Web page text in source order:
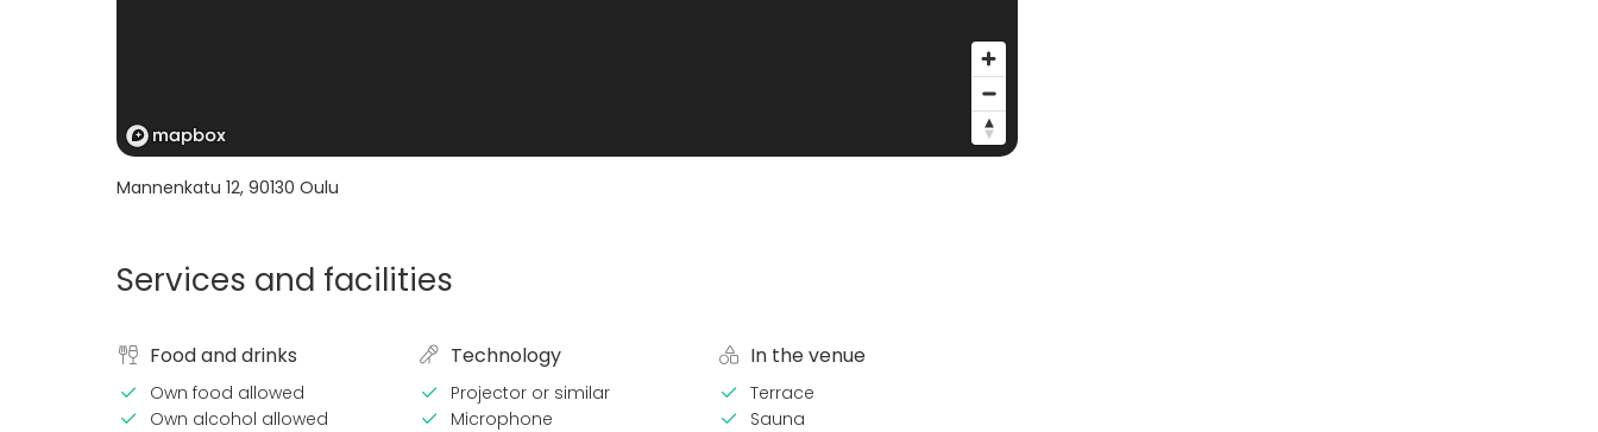
Mannenkatu 12, 90130 Oulu
Services and facilities
Food and drinks
Own food allowed
Own alcohol allowed
Technology
Projector or similar
Microphone
In the venue
Terrace
Sauna